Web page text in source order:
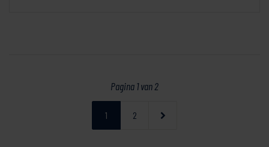
Pagina 1 van 2
1 2